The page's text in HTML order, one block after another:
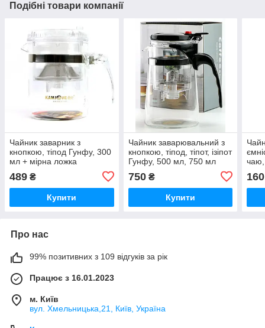
Подібні товари компанії
Чайник заварник з
кнопкою, тіпод Гунфу, 300
мл + мірна ложка
489 ₴
Купити
Чайник заварювальний з
кнопкою, тіпод, тіпот, ізіпот
Гунфу, 500 мл, 750 мл
750₴
Купити
160
Про нас
99% позитивних з 109 відгуків за рік
Працює з 16.01.2023
м. Київ
вул. Хмельницька,21, Київ, Україна